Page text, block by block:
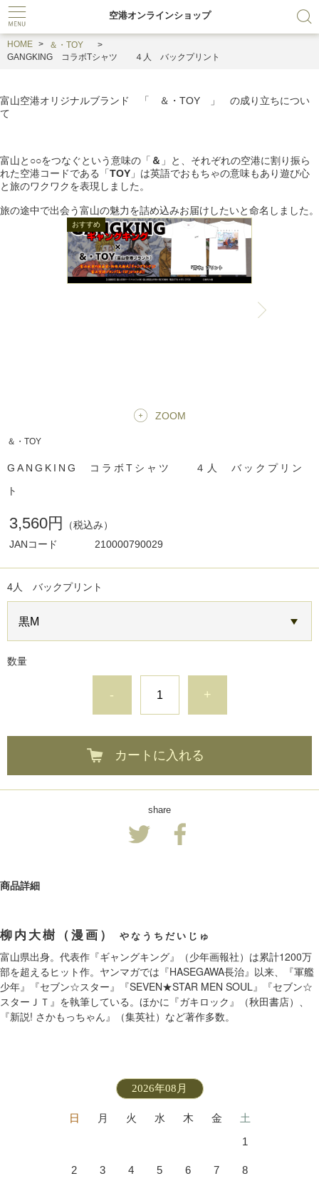
空港オンラインショップ
HOME
＆・TOY
GANGKING コラボTシャツ ４人 バックプリント
富山空港オリジナルブランド 「 ＆・ TOY 」 の成り立ちについ
て
富山と○○をつなぐという意味の「 ＆ 」と、それぞれの空港に割り振ら
れた空港コードである「 TOY 」は英語でおもちゃの意味もあり遊び心
と旅のワクワクを表現しました。
旅の途中で出会う富山の魅力を詰め込みお届けしたいと命名しました。
ZOOM
＆・TOY
GANGKING コラボTシャツ ４人 バックプリン
ト
3,560円
（税込み）
JANコード
210000790029
4人 バックプリント
数量
- +
カートに入れる
share
商品詳細
柳内大樹（漫画） やなうちだいじゅ
富山県出身。代表作『ギャングキング』（少年画報社）は累計1200万
部を超えるヒット作。ヤンマガでは『HASEGAWA長治』以来、『軍艦
少年』『セブン☆スター』『SEVEN★STAR MEN SOUL』『セブン☆
スターＪＴ』を執筆している。ほかに『ガキロック』（秋田書店）、
『新説! さかもっちゃん』（集英社）など著作多数。
2026年08月
日 月 火 水 木 金
土
1
2 3 4 5 6 7 8